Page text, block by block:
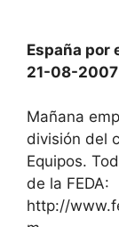
España por
21-08-2007
Mañana
división del
Equipos.
de la FEDA:
http://